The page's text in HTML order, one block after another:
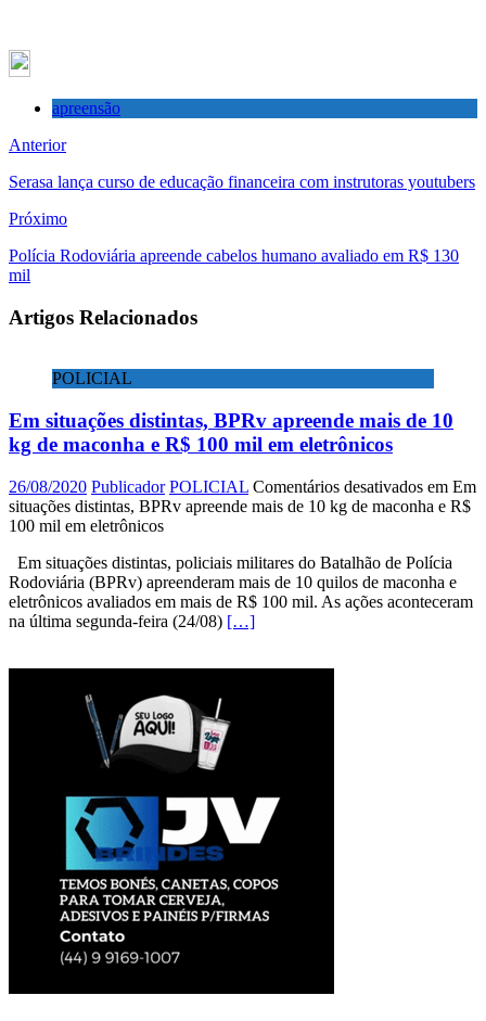
apreensão
Anterior
Serasa lança curso de educação financeira com instrutoras youtubers
Próximo
Polícia Rodoviária apreende cabelos humano avaliado em R$ 130
mil
Artigos Relacionados
POLICIAL
Em situações distintas, BPRv apreende mais de 10
kg de maconha e R$ 100 mil em eletrônicos
26/08/2020 Publicador POLICIAL Comentários desativados em Em
situações distintas, BPRv apreende mais de 10 kg de maconha e R$
100 mil em eletrônicos
Em situações distintas, policiais militares do Batalhão de Polícia
Rodoviária (BPRv) apreenderam mais de 10 quilos de maconha e
eletrônicos avaliados em mais de R$ 100 mil. As ações aconteceram
na última segunda-feira (24/08) […]